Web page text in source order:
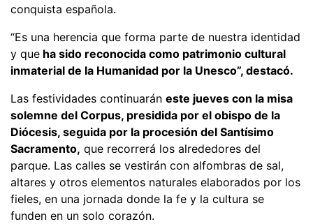
conquista española.
“Es una herencia que forma parte de nuestra identidad
y que ha sido reconocida como patrimonio cultural
inmaterial de la Humanidad por la Unesco”, destacó.
Las festividades continuarán este jueves con la misa
solemne del Corpus, presidida por el obispo de la
Diócesis, seguida por la procesión del Santísimo
Sacramento, que recorrerá los alrededores del
parque. Las calles se vestirán con alfombras de sal,
altares y otros elementos naturales elaborados por los
fieles, en una jornada donde la fe y la cultura se
funden en un solo corazón.